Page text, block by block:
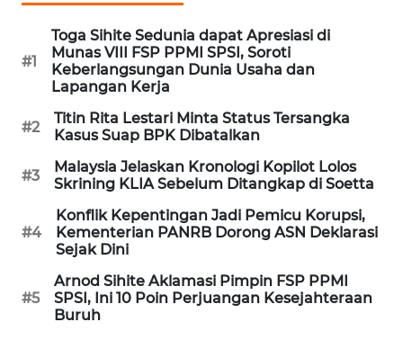
#1
Toga Sihite Sedunia dapat Apresiasi di
Munas VIII FSP PPMI SPSI, Soroti
Keberlangsungan Dunia Usaha dan
Lapangan Kerja
#2
Titin Rita Lestari Minta Status Tersangka
Kasus Suap BPK Dibatalkan
#3
Malaysia Jelaskan Kronologi Kopilot Lolos
Skrining KLIA Sebelum Ditangkap di Soetta
#4
Konflik Kepentingan Jadi Pemicu Korupsi,
Kementerian PANRB Dorong ASN Deklarasi
Sejak Dini
#5
Arnod Sihite Aklamasi Pimpin FSP PPMI
SPSI, Ini 10 Poin Perjuangan Kesejahteraan
Buruh
LKKI
KOPEKLIN
PORTAL
KONSUMEN
FORWAMKI
ALPERKLINAS
FORJASIDA